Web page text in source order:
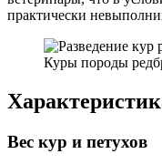
практически
Куры породы
Вес кур и петухов